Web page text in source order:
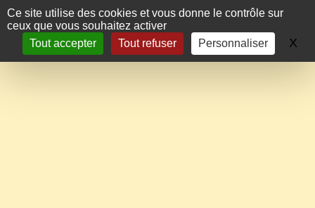
Panneau de gestion des cookies
Ce site utilise des cookies et vous donne le contrôle sur
ceux que vous souhaitez activer
Tout accepter
Tout refuser Personnaliser X